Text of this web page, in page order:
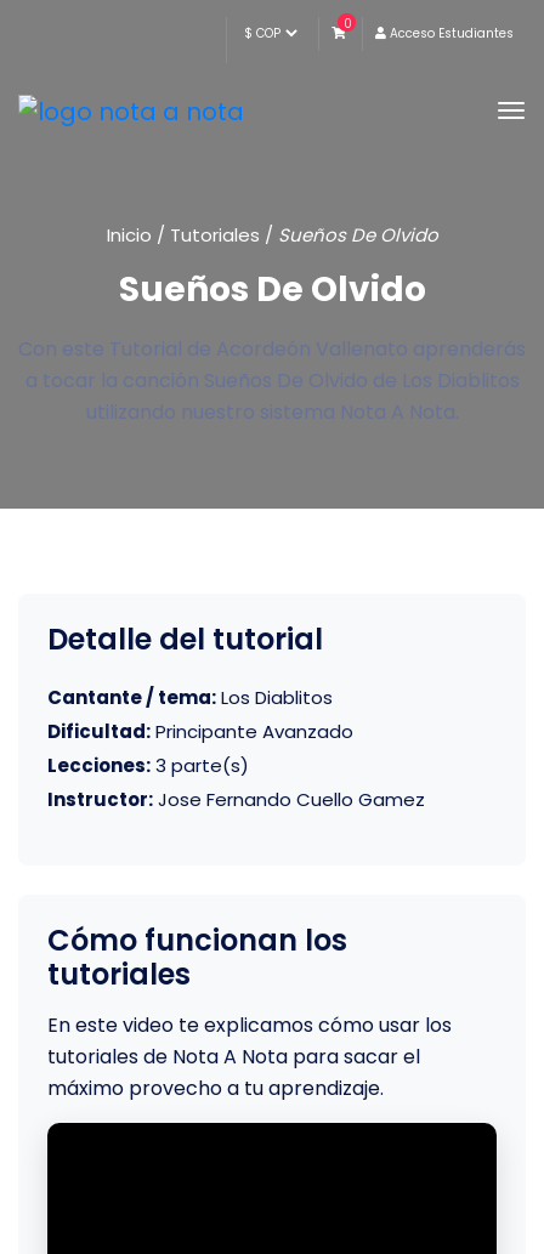
0
Acceso Estudiantes
Inicio / Tutoriales / Sueños De Olvido
Sueños De Olvido
Con este Tutorial de Acordeón Vallenato aprenderás
a tocar la canción Sueños De Olvido de Los Diablitos
utilizando nuestro sistema Nota A Nota.
Detalle del tutorial
Cantante / tema:Los Diablitos
Dificultad:Principante Avanzado
Lecciones:3 parte(s)
Instructor:Jose Fernando Cuello Gamez
Cómo funcionan los
tutoriales
En este video te explicamos cómo usar los
tutoriales de Nota A Nota para sacar el
máximo provecho a tu aprendizaje.